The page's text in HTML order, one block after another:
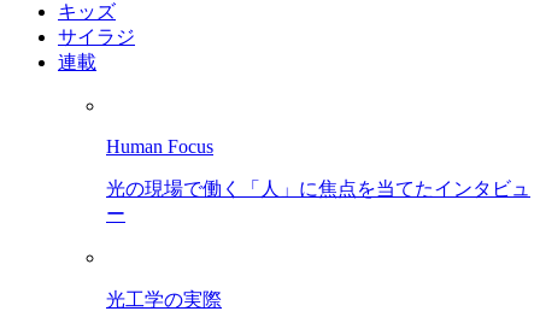
キッズ
サイラジ
連載
Human Focus
光の現場で働く「人」に焦点を当てたインタビュ
ー
光工学の実際